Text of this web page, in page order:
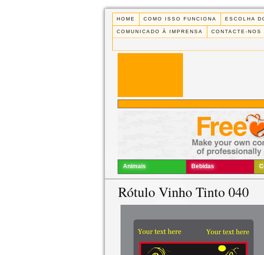
HOME COMO ISSO FUNCIONA ESCOLHA
COMUNICADO À IMPRENSA CONTACTE-NOS
Animais Bebidas
Rótulo Vinho Tinto 040